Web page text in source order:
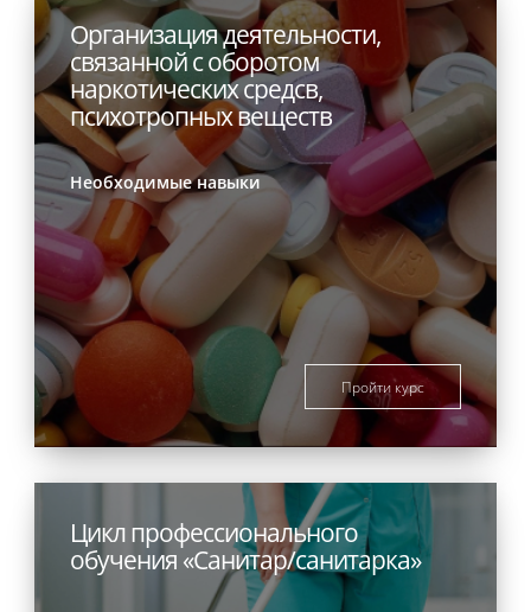
Организация деятельности,
связанной с оборотом
наркотических средсв,
психотропных веществ
Необходимые навыки
Пройти курс
Цикл профессионального
обучения «Санитар/санитарка»